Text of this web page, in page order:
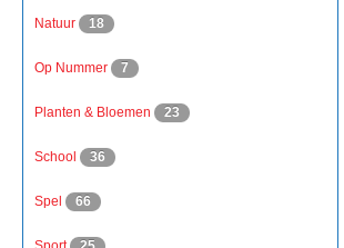
Natuur 18
Op Nummer 7
Planten & Bloemen 23
School 36
Spel 66